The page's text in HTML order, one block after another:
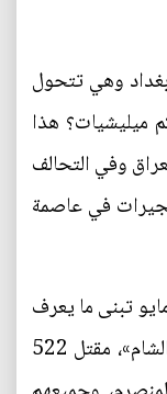
بغداد وهي تتحول
ميليشيات؟ هذا
وفي التحالف
في عاصمة
التي تتكلم؛ ففي 18 أيار/مايو تبنى ما يعرف
بـ تنظيم «الدولة الإسلامية في العراق والشام»، مقتل 522